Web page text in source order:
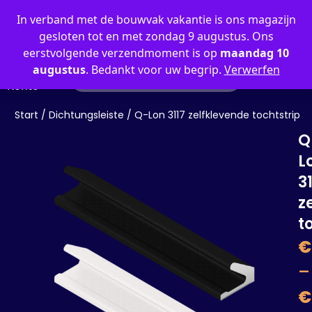
In verband met de bouwvak vakantie is ons magazijn
gesloten tot en met zondag 9 augustus. Ons
eerstvolgende verzendmoment is op maandag 10
augustus. Bedankt voor uw begrip. Verwerfen
Mein
Konto
Start / Dichtungsleiste / Q-Lon 3117 zelfklevende tochtstrip
€
–
€